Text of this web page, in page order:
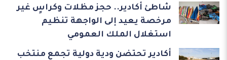
شاطئ أكادير.. حجز مظلات وكراسٍ غير
مرخصة يعيد إلى الواجهة تنظيم
استغلال الملك العمومي
أكادير تحتضن ودية دولية تجمع منتخب